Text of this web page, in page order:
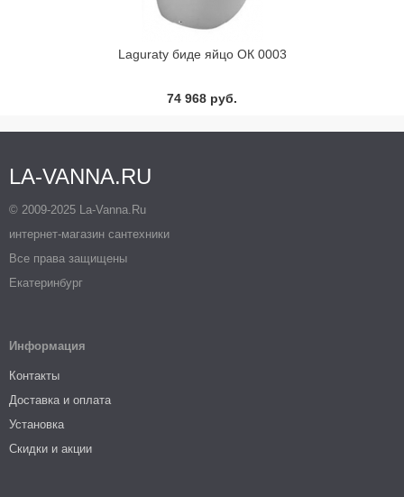
Laguraty биде яйцо ОК 0003
74 968 руб.
LA-VANNA.RU
© 2009-2025 La-Vanna.Ru
интернет-магазин сантехники
Все права защищены
Екатеринбург
Информация
Контакты
Доставка и оплата
Установка
Скидки и акции